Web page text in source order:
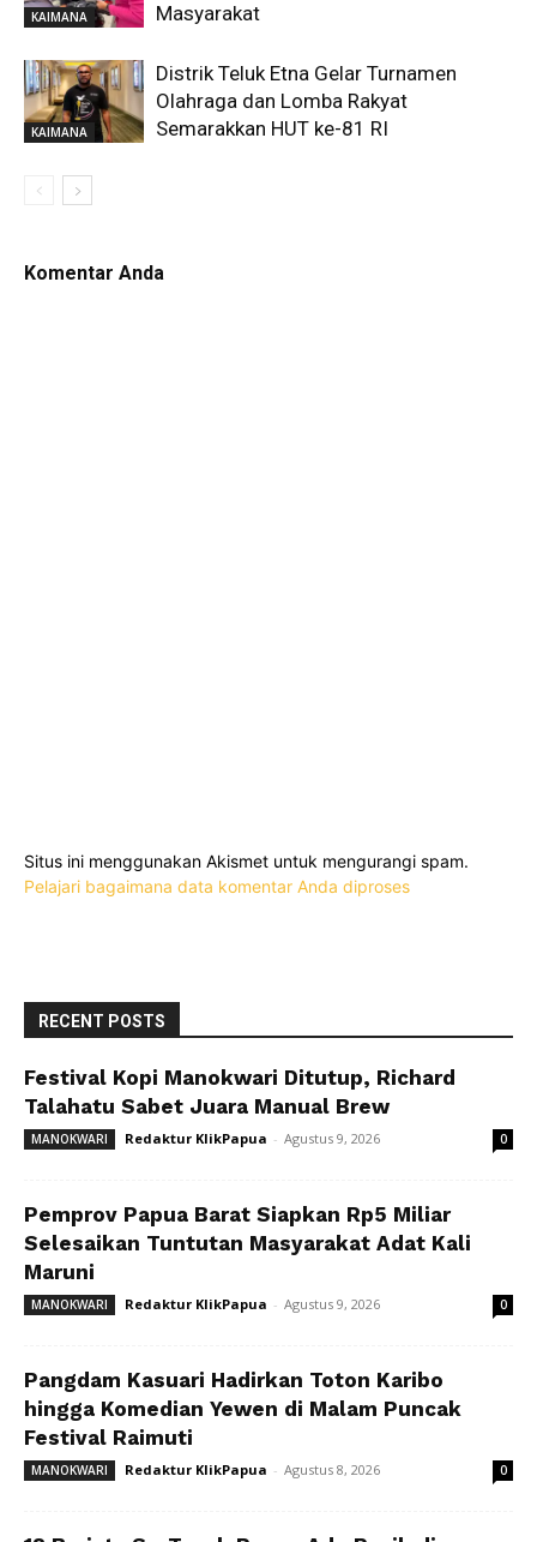
KAIMANA
Masyarakat
KAIMANA
Distrik Teluk Etna Gelar Turnamen
Olahraga dan Lomba Rakyat
Semarakkan HUT ke-81 RI
Komentar Anda
Situs ini menggunakan Akismet untuk mengurangi spam.
Pelajari bagaimana data komentar Anda diproses
RECENT POSTS
Festival Kopi Manokwari Ditutup, Richard
Talahatu Sabet Juara Manual Brew
MANOKWARI Redaktur KlikPapua - Agustus 9, 2026 0
Pemprov Papua Barat Siapkan Rp5 Miliar
Selesaikan Tuntutan Masyarakat Adat Kali
Maruni
MANOKWARI Redaktur KlikPapua - Agustus 9, 2026 0
Pangdam Kasuari Hadirkan Toton Karibo
hingga Komedian Yewen di Malam Puncak
Festival Raimuti
MANOKWARI Redaktur KlikPapua - Agustus 8, 2026 0